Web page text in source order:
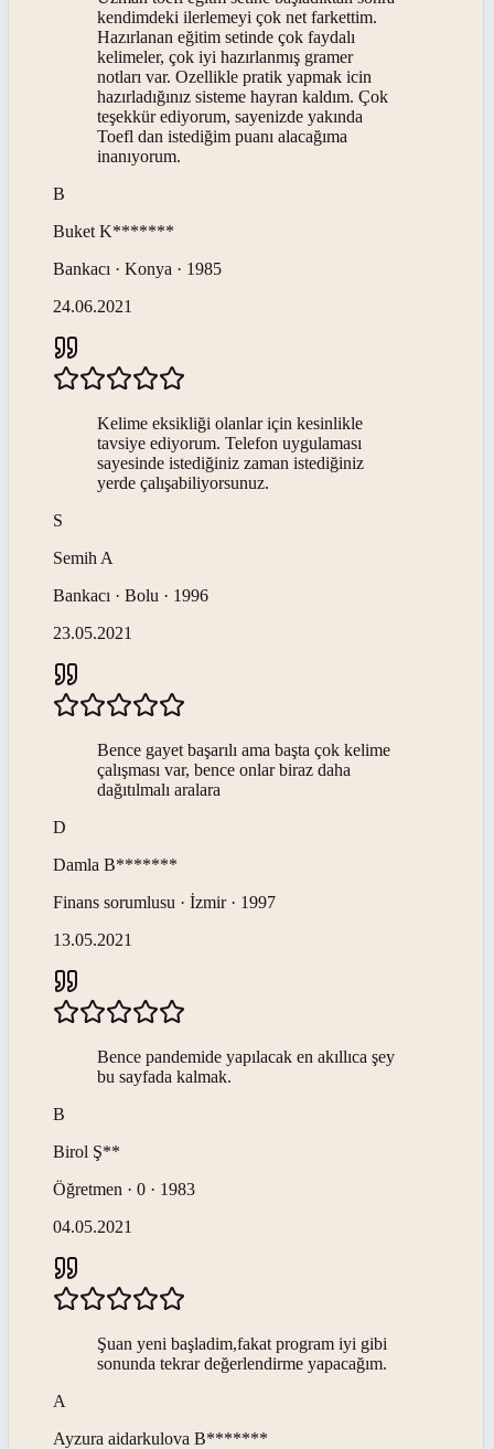
kendimdeki ilerlemeyi çok net farkettim.
Hazırlanan eğitim setinde çok faydalı
kelimeler, çok iyi hazırlanmış gramer
notları var. Ozellikle pratik yapmak icin
hazırladığınız sisteme hayran kaldım. Çok
teşekkür ediyorum, sayenizde yakında
Toefl dan istediğim puanı alacağıma
inanıyorum.
B
Buket K*******
Bankacı · Konya · 1985
24.06.2021
Kelime eksikliği olanlar için kesinlikle
tavsiye ediyorum. Telefon uygulaması
sayesinde istediğiniz zaman istediğiniz
yerde çalışabiliyorsunuz.
S
Semih A
Bankacı · Bolu · 1996
23.05.2021
Bence gayet başarılı ama başta çok kelime
çalışması var, bence onlar biraz daha
dağıtılmalı aralara
D
Damla B*******
Finans sorumlusu · İzmir · 1997
13.05.2021
Bence pandemide yapılacak en akıllıca şey
bu sayfada kalmak.
B
Birol Ş**
Öğretmen · 0 · 1983
04.05.2021
Şuan yeni başladim,fakat program iyi gibi
sonunda tekrar değerlendirme yapacağım.
A
Ayzura aidarkulova B*******